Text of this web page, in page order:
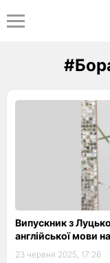
Випускник з
англійської мови
23 червня 2025, 17:26